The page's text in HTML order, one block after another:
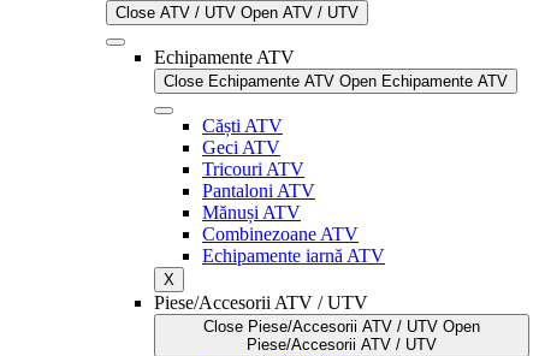
Close ATV / UTV Open ATV / UTV
Echipamente ATV
Close Echipamente ATV Open Echipamente ATV
Căști ATV
Geci ATV
Tricouri ATV
Pantaloni ATV
Mănuși ATV
Combinezoane ATV
Echipamente iarnă ATV
X
Piese/Accesorii ATV / UTV
Close Piese/Accesorii ATV / UTV Open
Piese/Accesorii ATV / UTV